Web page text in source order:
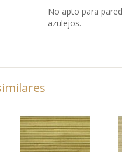
No apto para
azulejos.